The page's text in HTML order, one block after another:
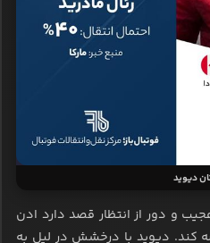
دیوید
و دور از انتظار قصد دارد ادن
کند. دیوید با درخشش در لیل به